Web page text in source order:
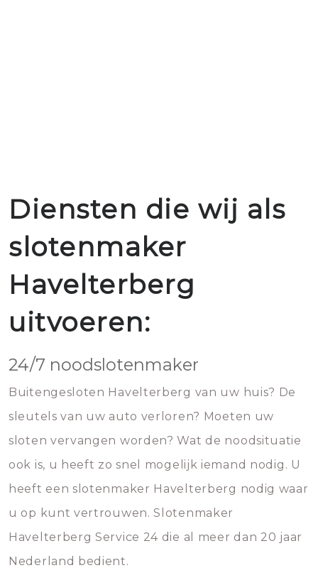
Diensten die wij als
slotenmaker
Havelterberg
uitvoeren:
24/7 noodslotenmaker
Buitengesloten Havelterberg van uw huis? De
sleutels van uw auto verloren? Moeten uw
sloten vervangen worden? Wat de noodsituatie
ook is, u heeft zo snel mogelijk iemand nodig. U
heeft een slotenmaker Havelterberg nodig waar
u op kunt vertrouwen. Slotenmaker
Havelterberg Service 24 die al meer dan 20 jaar
Nederland bedient.